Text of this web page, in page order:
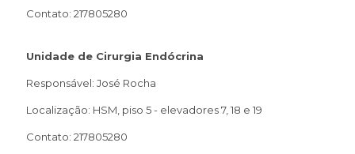
Contato: 217805280
Unidade de Cirurgia Endócrina
Responsável: José Rocha
Localização: HSM, piso 5 - elevadores 7, 18 e 19
Contato: 217805280